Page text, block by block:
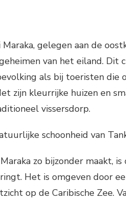
gelegen aan de
van het eiland. Dit
als bij toeristen die
zijn kleurrijke huizen en
vissersdorp.
schoonheid van
zo bijzonder maakt,
Het is omgeven door
op de Caribische Zee.